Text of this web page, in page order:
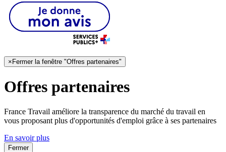
× Fermer la fenêtre "Offres partenaires"
Offres partenaires
France Travail améliore la transparence du marché du travail en
vous proposant plus d'opportunités d'emploi grâce à ses partenaires
En savoir plus
Fermer